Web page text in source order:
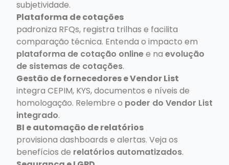
subjetividade.
Plataforma de cotações
padroniza RFQs, registra trilhas e facilita
comparação técnica. Entenda o impacto em
plataforma de cotação onlinee na evolução
de sistemas de cotações.
Gestão de fornecedores e Vendor List
integra CEPIM, KYS, documentos e níveis de
homologação. Relembre o poder do Vendor List
integrado.
BI e automação de relatórios
provisiona dashboards e alertas. Veja os
benefícios de relatórios automatizados.